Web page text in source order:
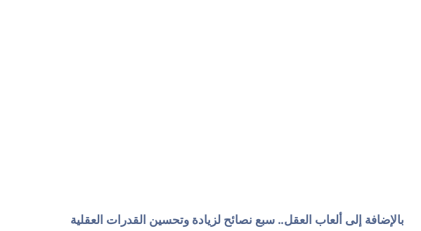
بالإضافة إلى ألعاب العقل.. سبع نصائح لزيادة وتحسين القدرات العقلية